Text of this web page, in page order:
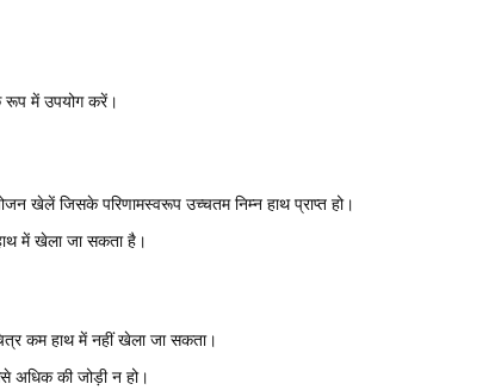
रूप में उपयोग करें।
खेलें जिसके परिणामस्वरूप उच्चतम निम्न हाथ प्राप्त हो।
में खेला जा सकता है।
कम हाथ में नहीं खेला जा सकता।
अधिक की जोड़ी न हो।